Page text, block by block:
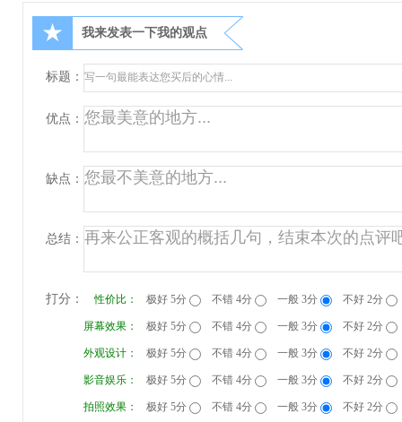
★ 我来发表一下我的观点
标题：
优点：
缺点：
总结：
打分： 性价比： 极好 5分 不错 4分 一般 3分 不好 2分
屏幕效果： 极好 5分 不错 4分 一般 3分 不好 2分
外观设计： 极好 5分 不错 4分 一般 3分 不好 2分
影音娱乐： 极好 5分 不错 4分 一般 3分 不好 2分
拍照效果： 极好 5分 不错 4分 一般 3分 不好 2分